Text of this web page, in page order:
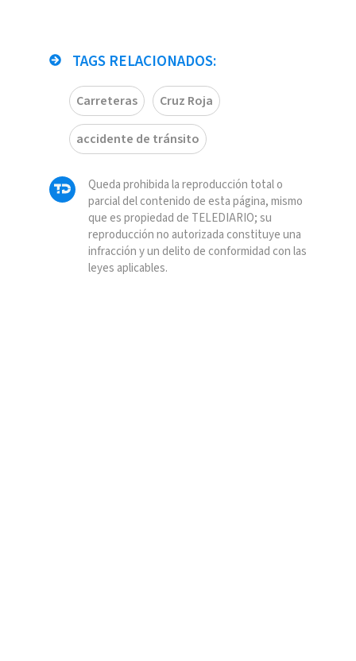
TAGS RELACIONADOS:
Carreteras Cruz Roja
accidente de tránsito
Queda prohibida la reproducción total o
parcial del contenido de esta página, mismo
que es propiedad de TELEDIARIO; su
reproducción no autorizada constituye una
infracción y un delito de conformidad con las
leyes aplicables.